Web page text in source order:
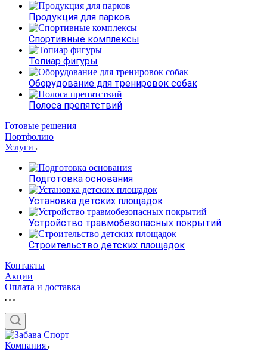
Продукция для парков
Спортивные комплексы
Топиар фигуры
Оборудование для тренировок собак
Полоса препятствий
Готовые решения
Портфолию
Услуги
Подготовка основания
Установка детских площадок
Устройство травмобезопасных покрытий
Строительство детских площадок
Контакты
Акции
Оплата и доставка
Компания